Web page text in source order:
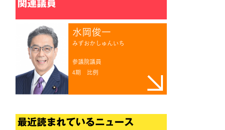
水岡俊一
みずおかしゅんいち
参議院議員
4期 比例
最近読まれているニュース